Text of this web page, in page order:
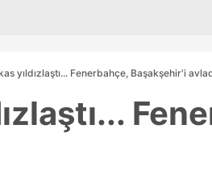
yıldızlaştı... Fenerbahçe, Başakşehir'i